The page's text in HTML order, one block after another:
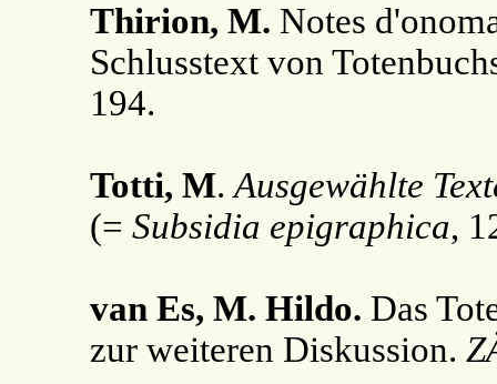
Thirion, M. Notes
Schlusstext von
194.
Totti, M.Ausgewählte
(= Subsidia epigraphica,
van Es, M. Hildo. Das
zur weiteren Diskussion.